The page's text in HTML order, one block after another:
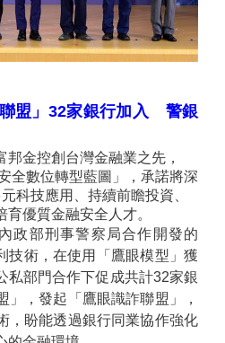
盟」32家銀行加入 警銀
金控創台灣金融業之先，
全數位轉型藍圖」，承諾將深
科技應用、持續前瞻投資、
優質金融安全人才。
政部刑事警察局合作開發的
技術，在使用「鷹眼模型」獲
私部門合作下促成共計32家銀
」，發起「鷹眼識詐聯盟」，
，盼能透過銀行同業協作強化